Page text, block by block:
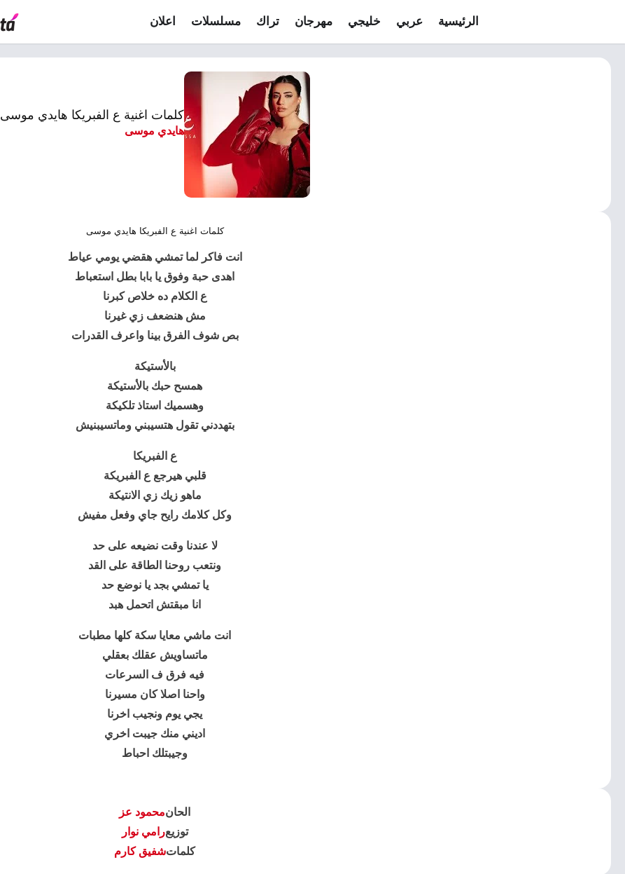
الرئيسية عربي خليجي مهرجان تراك مسلسلات اعلان
كلمات اغنية ع الفبريكا هايدي موسى
هايدي موسى
كلمات اغنية ع الفبريكا هايدي موسى
انت فاكر لما تمشي هقضي يومي عياط
اهدى حبة وفوق يا بابا بطل استعباط
ع الكلام ده خلاص كبرنا
مش هنضعف زي غيرنا
بص شوف الفرق بينا واعرف القدرات
بالأستيكة
همسح حبك بالأستيكة
وهسميك استاذ تلكيكة
بتهددني تقول هتسيبني وماتسيبنيش
ع الفبريكا
قلبي هيرجع ع الفبريكة
ماهو زيك زي الانتيكة
وكل كلامك رايح جاي وفعل مفيش
لا عندنا وقت نضيعه على حد
ونتعب روحنا الطاقة على القد
يا تمشي بجد يا نوضع حد
انا مبقتش اتحمل هبد
انت ماشي معايا سكة كلها مطبات
ماتساويش عقلك بعقلي
فيه فرق ف السرعات
واحنا اصلا كان مسيرنا
يجي يوم ونجيب اخرنا
اديني منك جيبت اخري
وجيبتلك احباط
الحانمحمود عز
توزيعرامي نوار
كلماتشفيق كارم